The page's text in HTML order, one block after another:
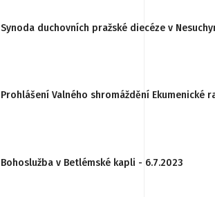
Synoda duchovních pražské diecéze v
Prohlášení Valného shromáždění
Bohoslužba v Betlémské kapli - 6.7.2023